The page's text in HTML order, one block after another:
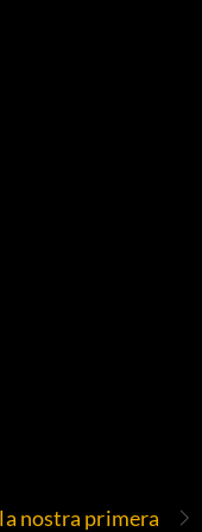
nostra primera